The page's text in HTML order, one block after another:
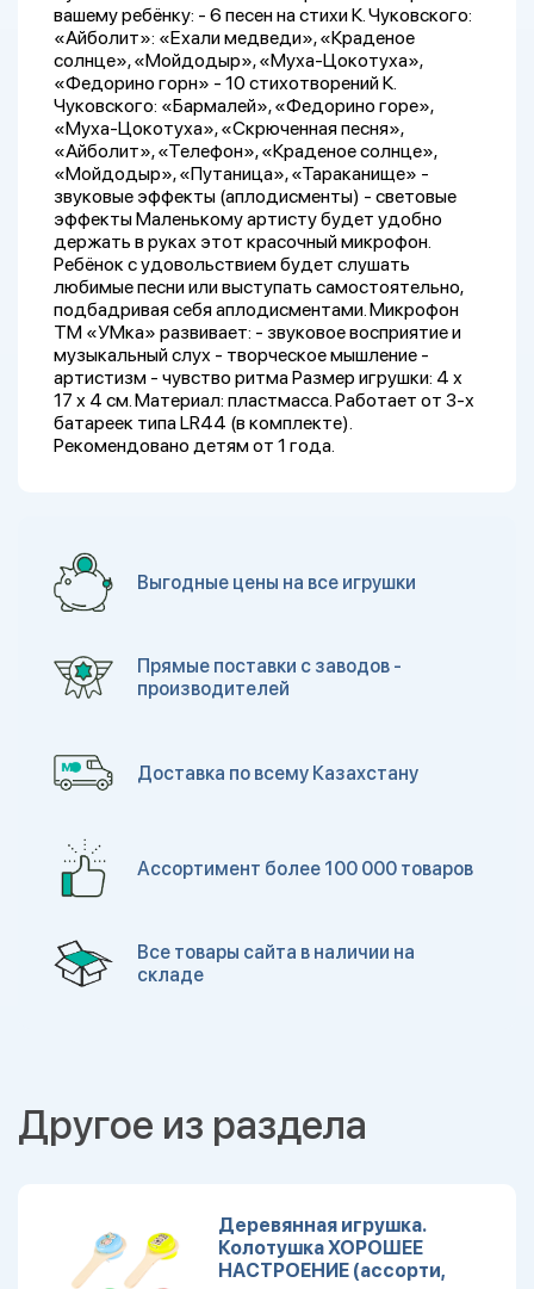
вашему ребёнку: - 6 песен на стихи К. Чуковского:
«Айболит»: «Ехали медведи», «Краденое
солнце», «Мойдодыр», «Муха-Цокотуха»,
«Федорино горн» - 10 стихотворений К.
Чуковского: «Бармалей», «Федорино горе»,
«Муха-Цокотуха», «Скрюченная песня»,
«Айболит», «Телефон», «Краденое солнце»,
«Мойдодыр», «Путаница», «Тараканище» -
звуковые эффекты (аплодисменты) - световые
эффекты Маленькому артисту будет удобно
держать в руках этот красочный микрофон.
Ребёнок с удовольствием будет слушать
любимые песни или выступать самостоятельно,
подбадривая себя аплодисментами. Микрофон
ТМ «УМка» развивает: - звуковое восприятие и
музыкальный слух - творческое мышление -
артистизм - чувство ритма Размер игрушки: 4 х
17 х 4 см. Материал: пластмасса. Работает от 3-х
батареек типа LR44 (в комплекте).
Рекомендовано детям от 1 года.
Выгодные цены на все игрушки
Прямые поставки с заводов -
производителей
Доставка по всему Казахстану
Ассортимент более 100 000 товаров
Все товары сайта в наличии на
складе
Другое из раздела
Деревянная игрушка.
Колотушка ХОРОШЕЕ
НАСТРОЕНИЕ (ассорти,